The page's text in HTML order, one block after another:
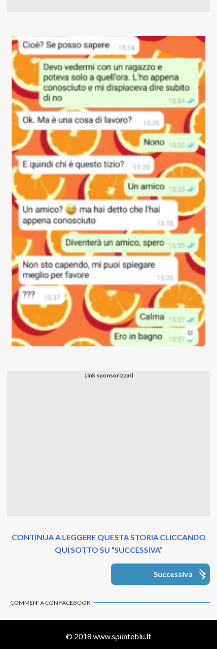
CONTINUA A LEGGERE QUESTA STORIA CLICCANDO
QUI SOTTO SU “SUCCESSIVA”
Successiva
COMMENTA CON FACEBOOK
© 2018 www.spunteblu.it